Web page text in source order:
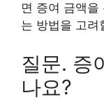
면 증여 금액
는 방법을 고려
질문. 증
나요?